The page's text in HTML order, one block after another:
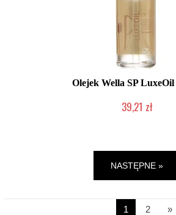
Olejek Wella SP LuxeOil
39,21 zł
NASTĘPNE »
1 2 »